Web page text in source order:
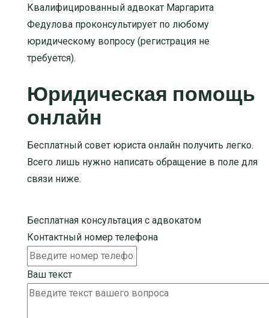
Квалифицированный адвокат Маргарита
Федулова проконсультирует по любому
юридическому вопросу (регистрация не
требуется).
Юридическая помощь
онлайн
Бесплатный совет юриста онлайн получить легко.
Всего лишь нужно написать обращение в поле для
связи ниже.
Бесплатная консультация с адвокатом
Контактный номер телефона
Ваш текст